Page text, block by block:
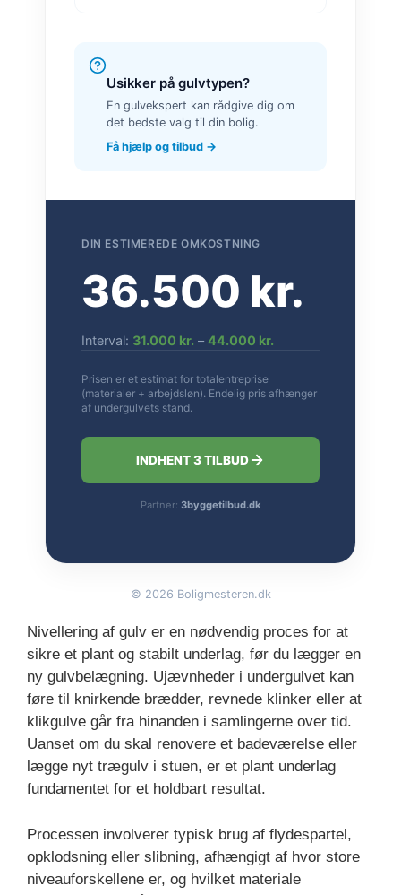
Usikker på gulvtypen?
En gulvekspert kan rådgive dig om
det bedste valg til din bolig.
Få hjælp og tilbud →
DIN ESTIMEREDE OMKOSTNING
36.500 kr.
Interval: 31.000 kr. – 44.000 kr.
Prisen er et estimat for totalentreprise
(materialer + arbejdsløn). Endelig pris afhænger
af undergulvets stand.
INDHENT 3 TILBUD
Partner: 3byggetilbud.dk
© 2026 Boligmesteren.dk
Nivellering af gulv er en nødvendig proces for at
sikre et plant og stabilt underlag, før du lægger en
ny gulvbelægning. Ujævnheder i undergulvet kan
føre til knirkende brædder, revnede klinker eller at
klikgulve går fra hinanden i samlingerne over tid.
Uanset om du skal renovere et badeværelse eller
lægge nyt trægulv i stuen, er et plant underlag
fundamentet for et holdbart resultat.
Processen involverer typisk brug af flydespartel,
opklodsning eller slibning, afhængigt af hvor store
niveauforskellene er, og hvilket materiale